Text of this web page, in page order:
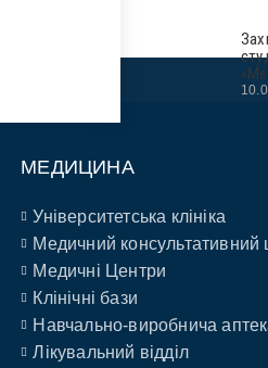
МЕДИЦИНА
Університетська клініка
Медичний консультативний
Медичні Центри
Клінічні бази
Навчально-виробнича
Лікувальний відділ